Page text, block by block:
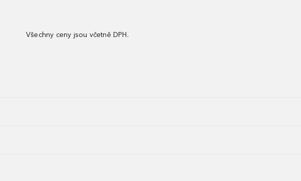
Všechny ceny jsou včetně DPH.